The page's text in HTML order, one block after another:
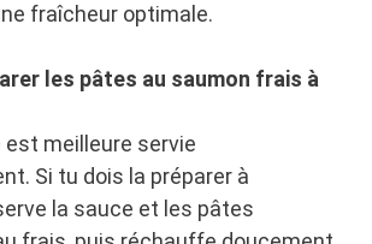
fraîcheur optimale.
les pâtes au saumon frais à
meilleure servie
Si tu dois la préparer à
la sauce et les pâtes